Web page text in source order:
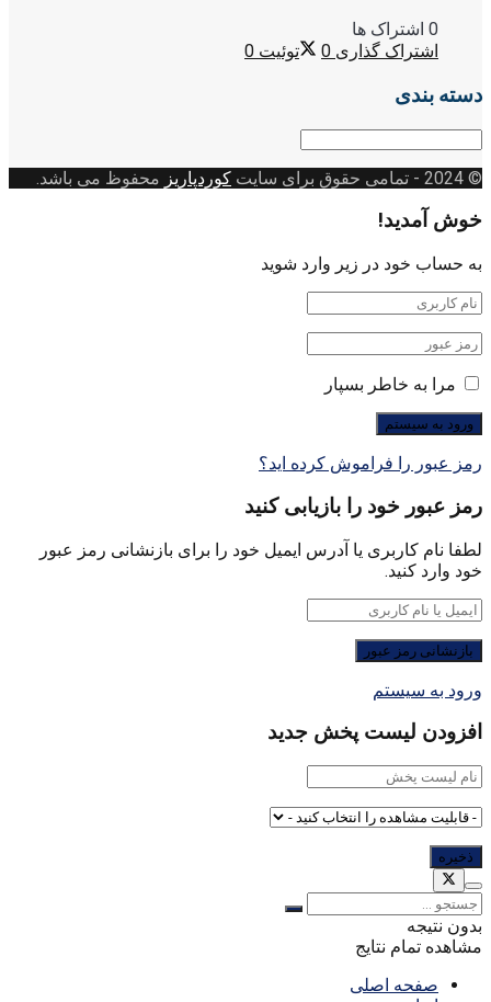
0 اشتراک ها
اشتراک گذاری 0 توئیت 0
دسته بندی
دسته
© 2024
- تمامی حقوق برای سایت کوردپاریز محفوظ می باشد.
خوش آمدید!
به حساب خود در زیر وارد شوید
مرا به خاطر بسپار
رمز عبور را فراموش کرده اید؟
رمز عبور خود را بازیابی کنید
لطفا نام کاربری یا آدرس ایمیل خود را برای بازنشانی رمز عبور
خود وارد کنید.
ورود به سیستم
افزودن لیست پخش جدید
بدون نتیجه
مشاهده تمام نتایج
صفحه اصلی